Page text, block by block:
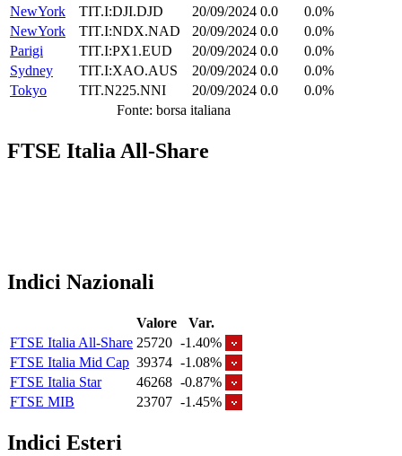
NewYork
TIT.I:DJI.DJD 20/09/2024 0.0
0.0%
NewYork
TIT.I:NDX.NAD 20/09/2024 0.0
0.0%
Parigi
TIT.I:PX1.EUD 20/09/2024 0.0
0.0%
Sydney
TIT.I:XAO.AUS 20/09/2024 0.0
0.0%
Tokyo
TIT.N225.NNI 20/09/2024 0.0
0.0%
Fonte: borsa italiana
FTSE Italia All-Share
Indici Nazionali
Valore
Var.
FTSE Italia All-Share 25720 -1.40%
FTSE Italia Mid Cap 39374 -1.08%
FTSE Italia Star
46268 -0.87%
FTSE MIB
23707 -1.45%
Indici Esteri